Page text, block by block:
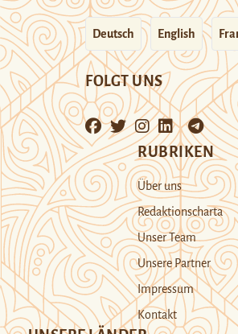
Deutsch English
FOLGT UNS
RUBRIKEN
Über uns
Redaktionscharta
Unser Team
Unsere Partner
Impressum
Kontakt